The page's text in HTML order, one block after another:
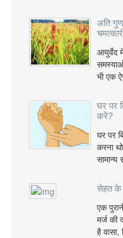
अति
आयुर्वेद
भी एक
घर पर
करें?
घर पर
करना
सेहत के
एक
मर्ज की
है